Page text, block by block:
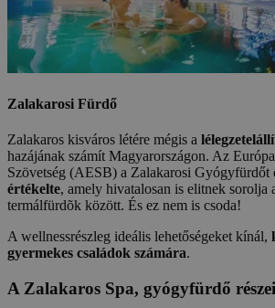
Zalakarosi Fürdő
Zalakaros kisváros létére mégis a
hazájának számít Magyarországon. Az
Szövetség (AESB) a Zalakarosi Gyógyfürdőt
értékelte, amely hivatalosan is elitnek sorolja
termálfürdõk között. És ez nem is csoda!
A wellnessrészleg ideális lehetőségeket kínál,
gyermekes családok számára.
A Zalakaros Spa, gyógyfürdő